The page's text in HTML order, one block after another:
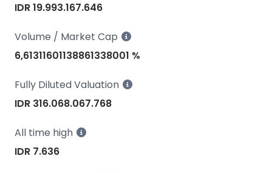
IDR 19.993.167.646
Volume / Market Cap
6,61311601138861338001 %
Fully Diluted Valuation
IDR 316.068.067.768
All time high
IDR 7.636